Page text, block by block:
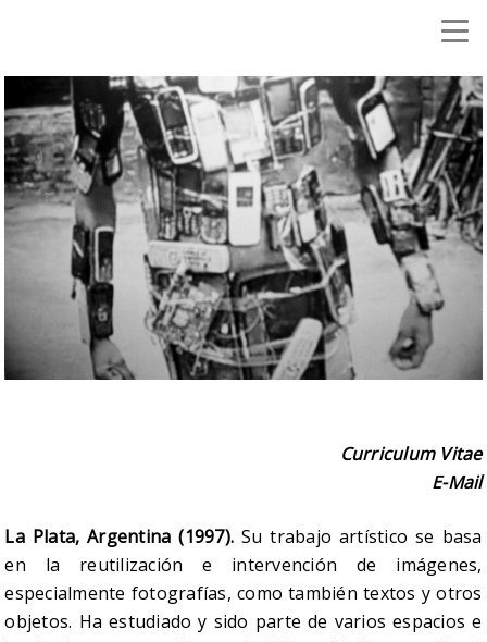
Curriculum Vitae
E-Mail
La Plata, Argentina (1997). Su trabajo artístico se basa
en la reutilización e intervención de imágenes,
especialmente fotografías, como también textos y otros
objetos. Ha estudiado y sido parte de varios espacios e